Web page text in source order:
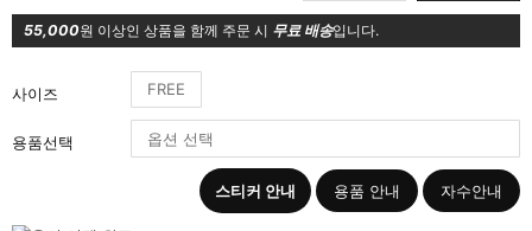
55,000원 이상인 상품을 함께 주문 시 무료 배송입니다.
사이즈 FREE
용품선택
스티커 안내 용품 안내 자수안내